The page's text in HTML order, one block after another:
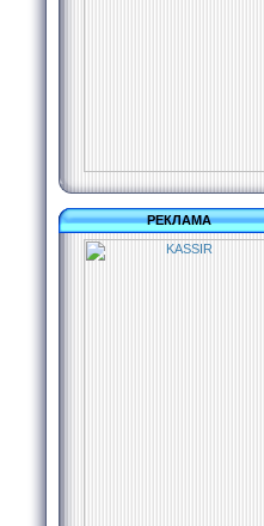
РЕКЛАМА